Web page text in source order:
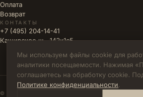
Оплата
Возврат
КОНТАКТЫ
+7 (495) 204-14-41
Каширское ш., 142к1с5
© 2026 КУПИ ПЛИТКУ · ИП
Мы используем файлы cookie для
аналитики посещаемости. Нажимая
соглашаетесь на обработку cookie.
Политике конфиденциальности.